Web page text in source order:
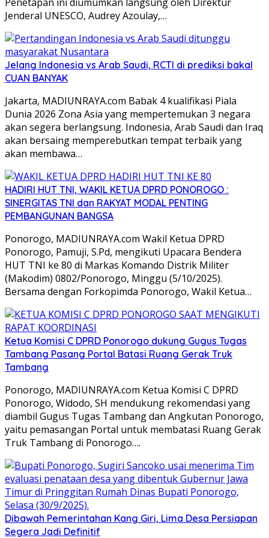
Jenderal UNESCO, Audrey Azoulay,…
Jelang Indonesia vs Arab Saudi, RCTI di prediksi bakal
CUAN BANYAK
Jakarta, MADIUNRAYA.com Babak 4 kualifikasi Piala
Dunia 2026 Zona Asia yang mempertemukan 3 negara
akan segera berlangsung. Indonesia, Arab Saudi dan Iraq
akan bersaing memperebutkan tempat terbaik yang
akan membawa…
HADIRI HUT TNI, WAKIL KETUA DPRD PONOROGO :
SINERGITAS TNI dan RAKYAT MODAL PENTING
PEMBANGUNAN BANGSA
Ponorogo, MADIUNRAYA.com Wakil Ketua DPRD
Ponorogo, Pamuji, S.Pd, mengikuti Upacara Bendera
HUT TNI ke 80 di Markas Komando Distrik Militer
(Makodim) 0802/Ponorogo, Minggu (5/10/2025).
Bersama dengan Forkopimda Ponorogo, Wakil Ketua…
Ketua Komisi C DPRD Ponorogo dukung Gugus Tugas
Tambang Pasang Portal Batasi Ruang Gerak Truk
Tambang
Ponorogo, MADIUNRAYA.com Ketua Komisi C DPRD
Ponorogo, Widodo, SH mendukung rekomendasi yang
diambil Gugus Tugas Tambang dan Angkutan Ponorogo,
yaitu pemasangan Portal untuk membatasi Ruang Gerak
Truk Tambang di Ponorogo….
Dibawah Pemerintahan Kang Giri, Lima Desa Persiapan
Segera Jadi Definitif